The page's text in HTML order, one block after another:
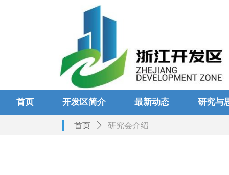
首页 开发区简介 最新动态 研究与
首页 ꄲ 研究会介绍